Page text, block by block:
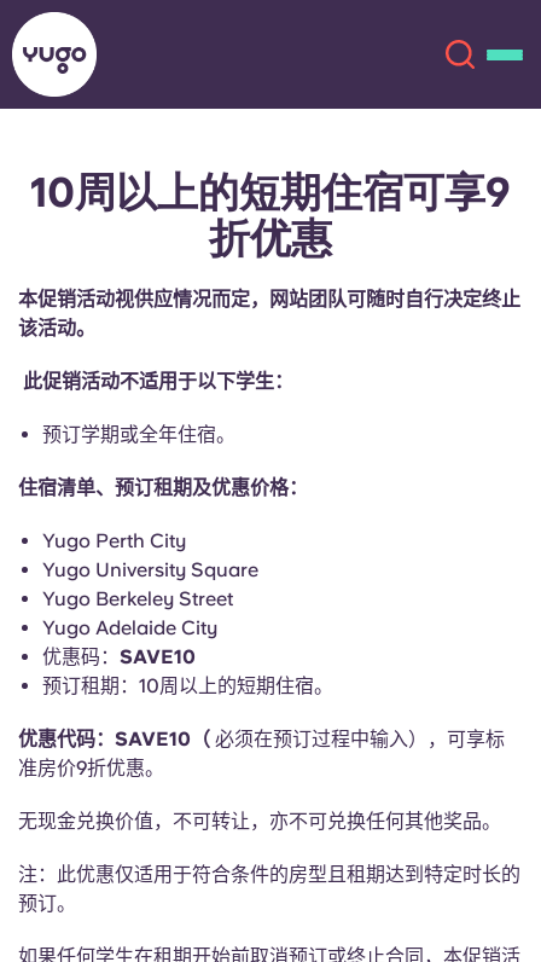
关于我们
更多
账户
Chinese
Español
Català
Deutsch
选择一个国家
选择一个城市
选择一间公寓
立即预订
English (GB)
English (US)
Català
10周以上的短期住宿可享9
折优惠
本促销活动视供应情况而定，网站团队可随时自行决定终止
该活动。
此促销活动不适用于以下学生：
预订学期或全年住宿。
住宿清单、预订租期及优惠价格：
Yugo Perth City
Yugo University Square
Yugo Berkeley Street
Yugo Adelaide City
优惠码： SAVE10
预订租期：10周以上的短期住宿。
优惠代码：SAVE10（ 必须在预订过程中输入），可享标
准房价9折优惠。
无现金兑换价值，不可转让，亦不可兑换任何其他奖品。
注：此优惠仅适用于符合条件的房型且租期达到特定时长的
预订。
如果任何学生在租期开始前取消预订或终止合同，本促销活